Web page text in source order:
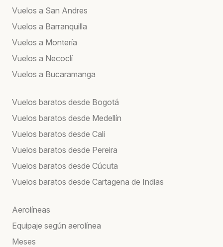
Vuelos a San Andres
Vuelos a Barranquilla
Vuelos a Montería
Vuelos a Necoclí
Vuelos a Bucaramanga
Vuelos baratos desde Bogotá
Vuelos baratos desde Medellín
Vuelos baratos desde Cali
Vuelos baratos desde Pereira
Vuelos baratos desde Cúcuta
Vuelos baratos desde Cartagena de Indias
Aerolíneas
Equipaje según aerolínea
Meses